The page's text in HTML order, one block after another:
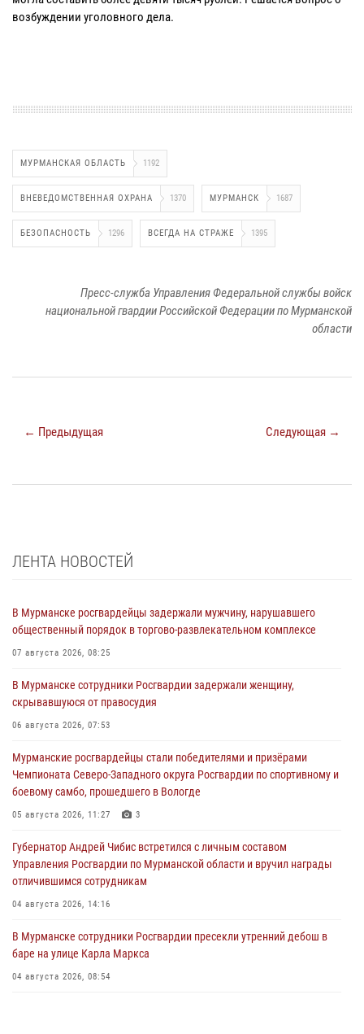
возбуждении уголовного дела.
МУРМАНСКАЯ ОБЛАСТЬ 1192
ВНЕВЕДОМСТВЕННАЯ ОХРАНА 1370 МУРМАНСК 1687
БЕЗОПАСНОСТЬ 1296 ВСЕГДА НА СТРАЖЕ 1395
Пресс-служба Управления Федеральной службы войск
национальной гвардии Российской Федерации по Мурманской
области
← Предыдущая Следующая →
ЛЕНТА НОВОСТЕЙ
В Мурманске росгвардейцы задержали мужчину, нарушавшего
общественный порядок в торгово-развлекательном комплексе
07 августа 2026, 08:25
В Мурманске сотрудники Росгвардии задержали женщину,
скрывавшуюся от правосудия
06 августа 2026, 07:53
Мурманские росгвардейцы стали победителями и призёрами
Чемпионата Северо-Западного округа Росгвардии по спортивному и
боевому самбо, прошедшего в Вологде
05 августа 2026, 11:27 3
Губернатор Андрей Чибис встретился с личным составом
Управления Росгвардии по Мурманской области и вручил награды
отличившимся сотрудникам
04 августа 2026, 14:16
В Мурманске сотрудники Росгвардии пресекли утренний дебош в
баре на улице Карла Маркса
04 августа 2026, 08:54